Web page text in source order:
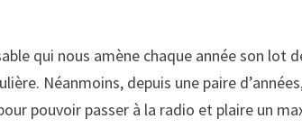
qui nous amène chaque année son lot
Néanmoins, depuis une paire
pouvoir passer à la radio et plaire un